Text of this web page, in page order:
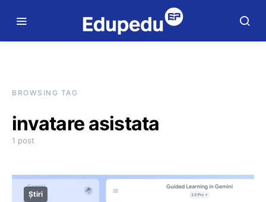
BROWSING TAG
invatare asistata
1 post
Știri